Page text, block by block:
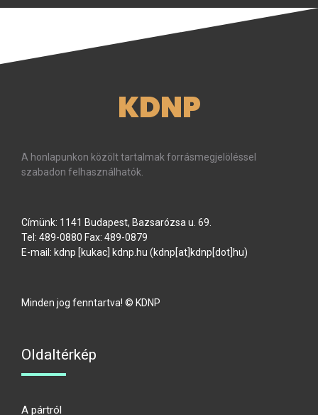
KDNP
A honlapunkon közölt tartalmak forrásmegjelöléssel
szabadon felhasználhatók.
Címünk: 1141 Budapest, Bazsarózsa u. 69.
Tel: 489-0880 Fax: 489-0879
E-mail: kdnp [kukac] kdnp.hu (kdnp[at]kdnp[dot]hu)
Minden jog fenntartva! © KDNP
Oldaltérkép
A pártról